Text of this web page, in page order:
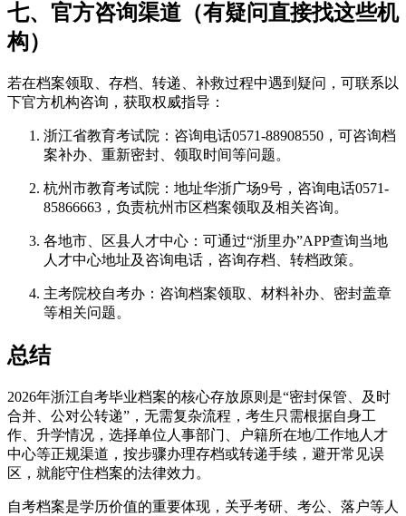
七、官方咨询渠道（有疑问直接找这些机
构）
若在档案领取、存档、转递、补救过程中遇到疑问，可联系以
下官方机构咨询，获取权威指导：
浙江省教育考试院：咨询电话0571-88908550，可咨询档
案补办、重新密封、领取时间等问题。
杭州市教育考试院：地址华浙广场9号，咨询电话0571-
85866663，负责杭州市区档案领取及相关咨询。
各地市、区县人才中心：可通过“浙里办”APP查询当地
人才中心地址及咨询电话，咨询存档、转档政策。
主考院校自考办：咨询档案领取、材料补办、密封盖章
等相关问题。
总结
2026年浙江自考毕业档案的核心存放原则是“密封保管、及时
合并、公对公转递”，无需复杂流程，考生只需根据自身工
作、升学情况，选择单位人事部门、户籍所在地/工作地人才
中心等正规渠道，按步骤办理存档或转递手续，避开常见误
区，就能守住档案的法律效力。
自考档案是学历价值的重要体现，关乎考研、考公、落户等人